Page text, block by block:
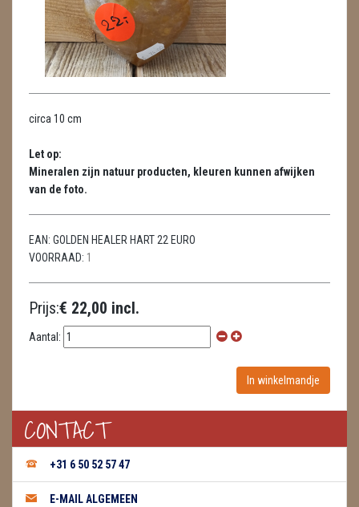
METEORIETEN
READING EN PERSOONLIJK ADVIES
RUWE STENEN
SPECIALE STUKKEN
TELEFOON KOORDEN
VLINDERS
WIEROOK, OLIE & TOEBEHOREN
ZAKJES WATER ELIXERS
circa 10 cm
Let op:
Mineralen zijn natuur producten, kleuren kunnen afwijken
van de foto.
EAN: GOLDEN HEALER HART 22 EURO
VOORRAAD: 1
Prijs:€ 22,00 incl.
Aantal:
CONTACT
+31 6 50 52 57 47
E-MAIL ALGEMEEN